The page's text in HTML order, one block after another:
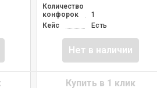
Количество
конфорок
1
Кейс
Есть
Нет в наличии